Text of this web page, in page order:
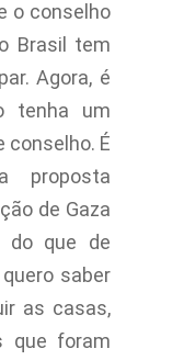
o conselho
Brasil tem
Agora, é
tenha um
conselho. É
proposta
de Gaza
do que de
saber
as casas,
que foram